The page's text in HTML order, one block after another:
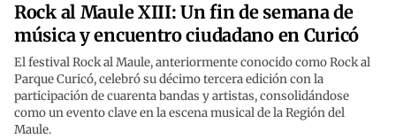
Rock al Maule XIII: Un fin de semana de
música y encuentro ciudadano en Curicó
El festival Rock al Maule, anteriormente conocido como Rock al
Parque Curicó, celebró su décimo tercera edición con la
participación de cuarenta bandas y artistas, consolidándose
como un evento clave en la escena musical de la Región del
Maule.